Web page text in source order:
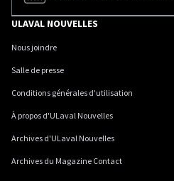
ULAVAL NOUVELLES
Nous joindre
Salle de presse
Conditions générales d'utilisation
À propos d'ULaval Nouvelles
Archives d'ULaval Nouvelles
Archives du Magazine Contact